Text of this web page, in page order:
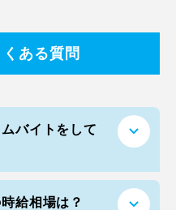
ある質問
バイトをして
給相場は？